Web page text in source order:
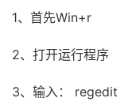
1、首先Win+r
2、打开运行程序
3、输入： regedit